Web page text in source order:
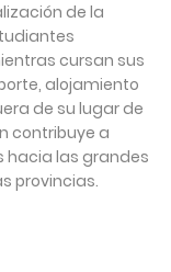
de la
cursan sus
alojamiento
de su lugar de
contribuye a
hacia las grandes
provincias.